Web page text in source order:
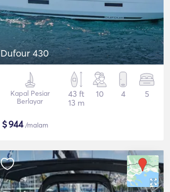
Dufour 430
Kapal Pesiar
Berlayar
43 ft
13 m
10 4 5
$944/malam